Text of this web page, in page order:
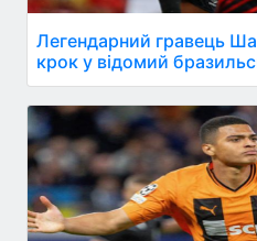
Легендарний гравець
крок у відомий